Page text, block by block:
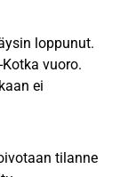
loppunut.
vuoro.
ei
tilanne